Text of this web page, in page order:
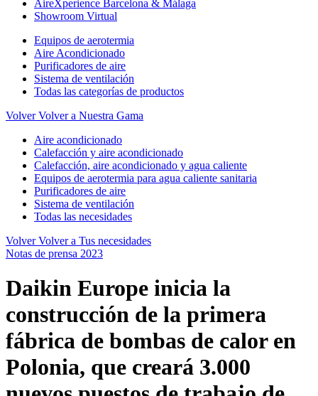
AireXperience Barcelona & Málaga
Showroom Virtual
Equipos de aerotermia
Aire Acondicionado
Purificadores de aire
Sistema de ventilación
Todas las categorías de productos
Volver Volver a Nuestra Gama
Aire acondicionado
Calefacción y aire acondicionado
Calefacción, aire acondicionado y agua caliente
Equipos de aerotermia para agua caliente sanitaria
Purificadores de aire
Sistema de ventilación
Todas las necesidades
Volver Volver a Tus necesidades
Notas de prensa 2023
Daikin Europe inicia la
construcción de la primera
fábrica de bombas de calor en
Polonia, que creará 3.000